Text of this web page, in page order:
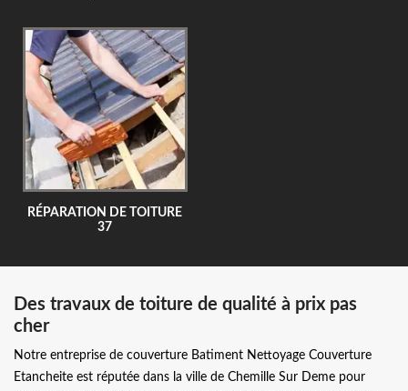
RÉPARATION DE TOITURE
37
Des travaux de toiture de qualité à prix pas
cher
Notre entreprise de couverture Batiment Nettoyage Couverture
Etancheite est réputée dans la ville de Chemille Sur Deme pour